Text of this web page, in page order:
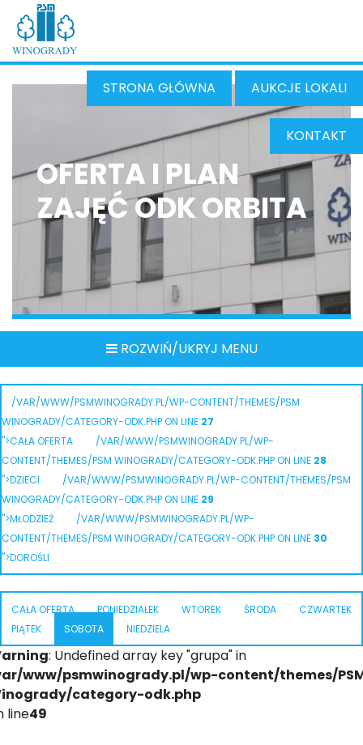
STRONA GŁÓWNA AUKCJE LOKALI
KONTAKT
OFERTA I PLAN
ZAJĘĆ ODK ORBITA
ROZWIŃ/UKRYJ MENU
/VAR/WWW/PSMWINOGRADY.PL/WP-CONTENT/THEMES/PSM
WINOGRADY/CATEGORY-ODK.PHP ON LINE 27
">CAŁA OFERTA
/VAR/WWW/PSMWINOGRADY.PL/WP-
CONTENT/THEMES/PSM WINOGRADY/CATEGORY-ODK.PHP ON LINE 28
">DZIECI
/VAR/WWW/PSMWINOGRADY.PL/WP-CONTENT/THEMES/PSM
WINOGRADY/CATEGORY-ODK.PHP ON LINE 29
">MŁODZIEŻ
/VAR/WWW/PSMWINOGRADY.PL/WP-
CONTENT/THEMES/PSM WINOGRADY/CATEGORY-ODK.PHP ON LINE 30
">DOROŚLI
CAŁA OFERTA PONIEDZIAŁEK WTOREK ŚRODA
CZWARTEK
PIĄTEK
SOBOTA NIEDZIELA
: Undefined array key "grupa" in
www/psmwinogrady.pl/wp-content/themes/
category-odk.php
line49